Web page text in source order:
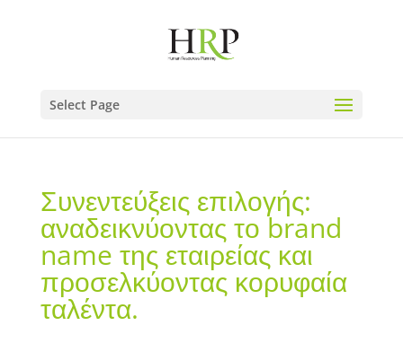
Select Page
Συνεντεύξεις επιλογής:
αναδεικνύοντας το brand
name της εταιρείας και
προσελκύοντας κορυφαία
ταλέντα.